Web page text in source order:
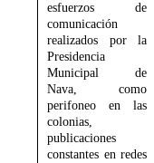
esfuerzos de
comunicación
realizados por la
Presidencia
Municipal de
Nava, como
perifoneo en las
colonias,
publicaciones
constantes en redes